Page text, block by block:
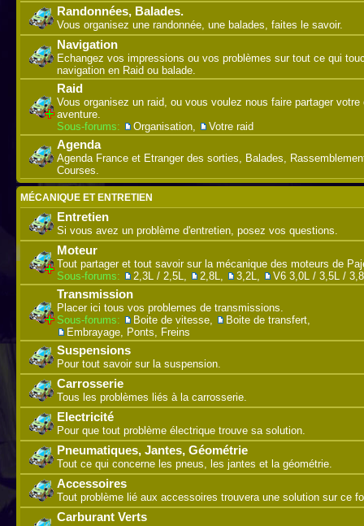
Randonnées, Balades.
Vous organisez une randonnée, une balades, faites le savoir.
Navigation
Echangez vos impressions ou vos problèmes sur tout ce qui
navigation en Raid ou balade.
Raid
Vous organisez un raid, ou vous voulez nous faire partager votre
aventure.
Sous-forums:
Organisation, Votre raid
Agenda
Agenda France et Etranger des sorties, Balades,
Courses.
MÉCANIQUE ET ENTRETIEN
Entretien
Si vous avez un problème d'entretien, posez vos questions.
Moteur
Tout partager et tout savoir sur la mécanique des moteurs de
Sous-forums:
2,3L / 2,5L, 2,8L, 3,2L, V6 3,0L / 3,5L /
Transmission
Placer ici tous vos problemes de transmissions.
Sous-forums:
Boite de vitesse, Boite de transfert,
Embrayage, Ponts, Freins
Suspensions
Pour tout savoir sur la suspension.
Carrosserie
Tous les problèmes liés à la carrosserie.
Electricité
Pour que tout problème électrique trouve sa solution.
Pneumatiques, Jantes, Géométrie
Tout ce qui concerne les pneus, les jantes et la géométrie.
Accessoires
Tout problème lié aux accessoires trouvera une solution sur ce
Carburant Verts